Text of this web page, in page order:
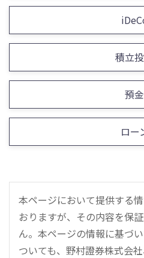
積立
預金
ロー
本ページにおいて提供する
おりますが、その内容を保
ん。本ページの情報に基づ
ついても、野村證券株式会